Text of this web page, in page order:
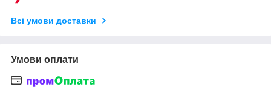
Всі умови доставки
Умови оплати